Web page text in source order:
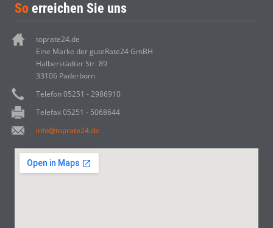
So erreichen Sie uns
toprate24.de
Eine Marke der guteRate24 GmBH
Halberstädter Str. 89
33106 Paderborn
Telefon 05251 - 2986910
Telefax 05251 - 5068644
info@toprate24.de